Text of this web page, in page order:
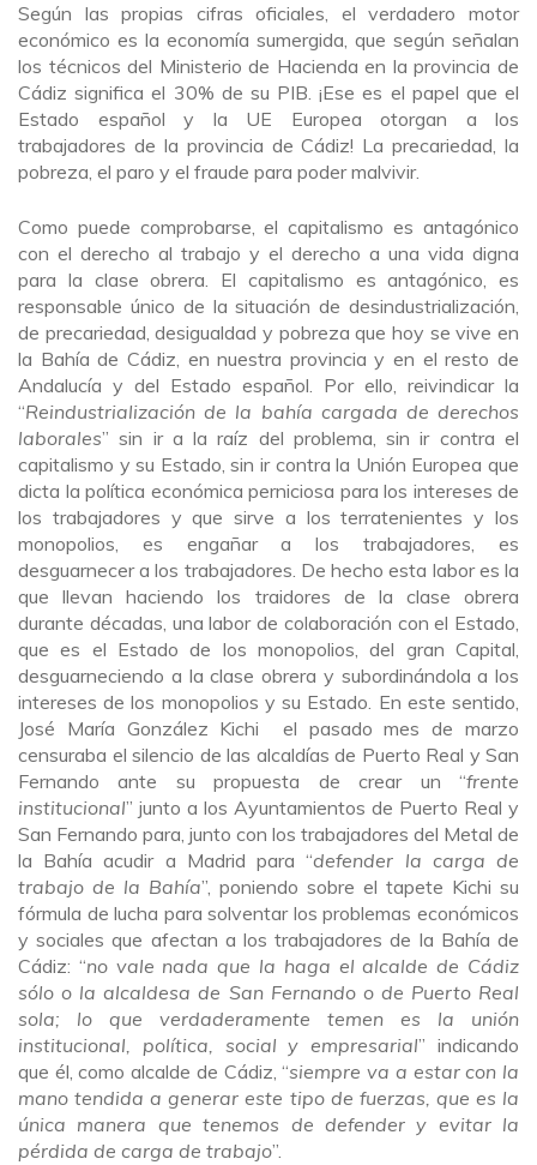
Según las propias cifras oficiales, el verdadero motor
económico es la economía sumergida, que según señalan
los técnicos del Ministerio de Hacienda en la provincia de
Cádiz significa el 30% de su PIB. ¡Ese es el papel que el
Estado español y la UE Europea otorgan a los
trabajadores de la provincia de Cádiz! La precariedad, la
pobreza, el paro y el fraude para poder malvivir.
Como puede comprobarse, el capitalismo es antagónico
con el derecho al trabajo y el derecho a una vida digna
para la clase obrera. El capitalismo es antagónico, es
responsable único de la situación de desindustrialización,
de precariedad, desigualdad y pobreza que hoy se vive en
la Bahía de Cádiz, en nuestra provincia y en el resto de
Andalucía y del Estado español. Por ello, reivindicar la
“Reindustrialización de la bahía cargada de derechos
laborales” sin ir a la raíz del problema, sin ir contra el
capitalismo y su Estado, sin ir contra la Unión Europea que
dicta la política económica perniciosa para los intereses de
los trabajadores y que sirve a los terratenientes y los
monopolios, es engañar a los trabajadores, es
desguarnecer a los trabajadores. De hecho esta labor es la
que llevan haciendo los traidores de la clase obrera
durante décadas, una labor de colaboración con el Estado,
que es el Estado de los monopolios, del gran Capital,
desguarneciendo a la clase obrera y subordinándola a los
intereses de los monopolios y su Estado. En este sentido,
José María González Kichi el pasado mes de marzo
censuraba el silencio de las alcaldías de Puerto Real y San
Fernando ante su propuesta de crear un “frente
institucional” junto a los Ayuntamientos de Puerto Real y
San Fernando para, junto con los trabajadores del Metal de
la Bahía acudir a Madrid para “defender la carga de
trabajo de la Bahía”, poniendo sobre el tapete Kichi su
fórmula de lucha para solventar los problemas económicos
y sociales que afectan a los trabajadores de la Bahía de
Cádiz: “no vale nada que la haga el alcalde de Cádiz
sólo o la alcaldesa de San Fernando o de Puerto Real
sola; lo que verdaderamente temen es la unión
institucional, política, social y empresarial” indicando
que él, como alcalde de Cádiz, “siempre va a estar con la
mano tendida a generar este tipo de fuerzas, que es la
única manera que tenemos de defender y evitar la
pérdida de carga de trabajo”.